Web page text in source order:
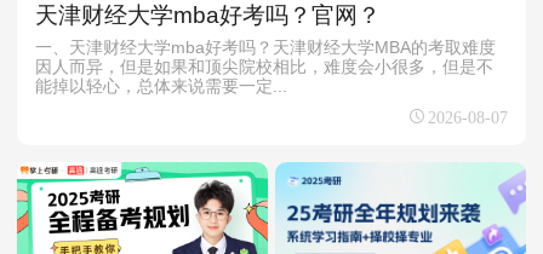
天津财经大学mba好考吗？官网？
一、天津财经大学mba好考吗？天津财经大学MBA的考取难度
因人而异，但是如果和顶尖院校相比，难度会小很多，但是不
能掉以轻心，总体来说需要一定...
2026-08-07